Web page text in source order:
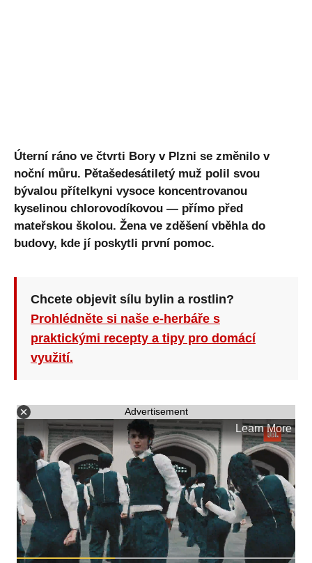
Úterní ráno ve čtvrti Bory v Plzni se změnilo v
noční můru. Pětašedesátiletý muž polil svou
bývalou přítelkyni vysoce koncentrovanou
kyselinou chlorovodíkovou — přímo před
mateřskou školou. Žena ve zděšení vběhla do
budovy, kde jí poskytli první pomoc.
Chcete objevit sílu bylin a rostlin?
Prohlédněte si naše e-herbáře s
praktickými recepty a tipy pro domácí
využití.
Advertisement